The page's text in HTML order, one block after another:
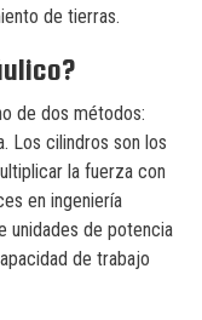
de tierras.
de dos métodos:
Los cilindros son los
la fuerza con
en ingeniería
unidades de potencia
de trabajo